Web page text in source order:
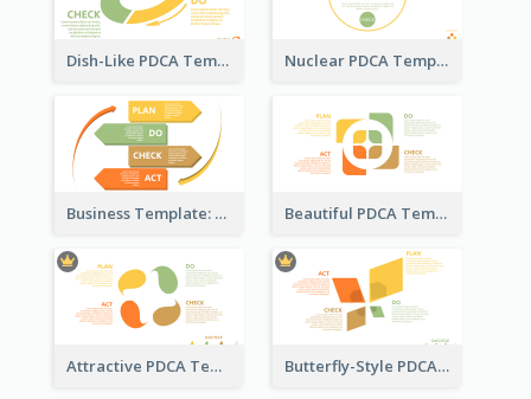
Dish-Like PDCA Template Nuclear PDCA Template
Business Template: P, D, C, A in a Deck Beautiful PDCA Template
Attractive PDCA Template Butterfly-Style PDCA Template